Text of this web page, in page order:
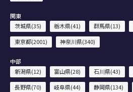
関東
茨城県(35)
栃木県(41) 群馬県(13)
東京都(2001)
神奈川県(340)
中部
新潟県(12)
富山県(28) 石川県(43)
長野県(70)
岐阜県(44) 静岡県(134)